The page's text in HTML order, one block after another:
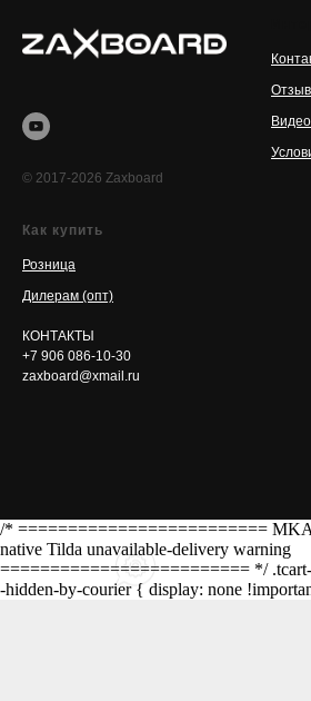
© 2017-2026 Zaxboard
Как купить
Розница
Дилерам (опт)
КОНТАКТЫ
+7 906 086-10-30
zaxboard@xmail.ru
/* =========================
native Tilda unavailable-delivery warning
========================= */
-hidden-by-courier { display: none